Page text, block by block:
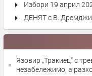
Избори 19 април
ДЕНЯТ с В.
Язовир „Тракиец“ с
незабележимо, а